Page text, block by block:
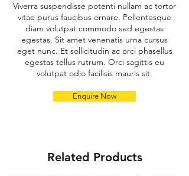
Viverra suspendisse potenti nullam ac tortor
vitae purus faucibus ornare. Pellentesque
diam volutpat commodo sed egestas
egestas. Sit amet venenatis urna cursus
eget nunc. Et sollicitudin ac orci phasellus
egestas tellus rutrum. Orci sagittis eu
volutpat odio facilisis mauris sit.
Enquire Now
Related Products